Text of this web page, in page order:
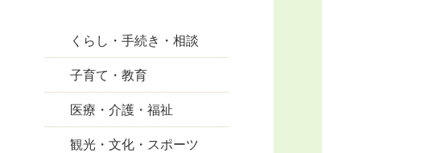
くらし・手続き・相談
子育て・教育
医療・介護・福祉
観光・文化・スポーツ